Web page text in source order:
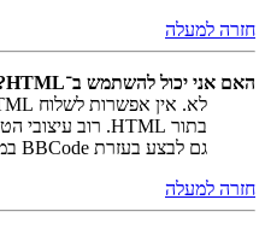
חזרה למעלה
האם אני יכול להשתמש ב־HTML?
גם לבצע בעזרת BBCode במקום.
חזרה למעלה